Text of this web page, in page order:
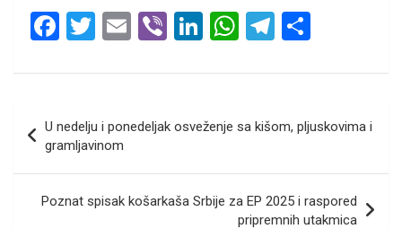
F
ce
o
o
k
T
tt
er
E
ail
Vi
er
Li
ke
dI
n
W
at
A
p
p
T
e
a
m
ar
e
чланка
U nedelju i ponedeljak osveženje sa kišom, pljuskovima i
gramljavinom
Poznat spisak košarkaša Srbije za EP 2025 i raspored
pripremnih utakmica